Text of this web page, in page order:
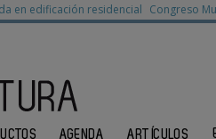
en edificación residencial Congreso
AGENDA ARTÍCULOS